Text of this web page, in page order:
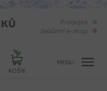
Prodejna
Sezónní e-shop
KOŠÍK
MENU